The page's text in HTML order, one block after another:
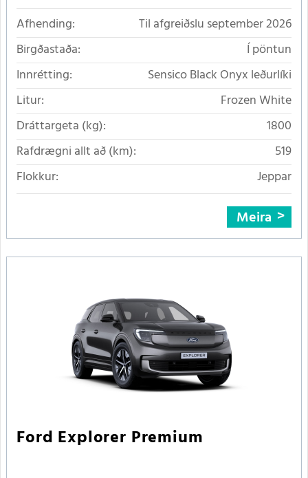
Afhending:
Til afgreiðslu september 2026
Birgðastaða:
Í pöntun
Innrétting:
Sensico Black Onyx leðurlíki
Litur:
Frozen White
Dráttargeta (kg):
1800
Rafdrægni allt að (km):
519
Flokkur:
Jeppar
Meira
Ford Explorer Premium